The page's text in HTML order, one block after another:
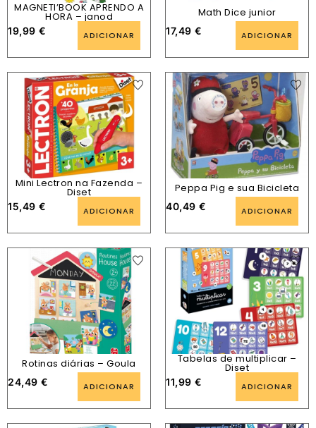
MAGNETI’BOOK APRENDO A
HORA – janod
19,99 € ADICIONAR
Math Dice junior
17,49 € ADICIONAR
Mini Lectron na Fazenda –
Diset
15,49 € ADICIONAR
Peppa Pig e sua Bicicleta
40,49 € ADICIONAR
Rotinas diárias – Goula
24,49 € ADICIONAR
Tabelas de multiplicar –
Diset
11,99 € ADICIONAR